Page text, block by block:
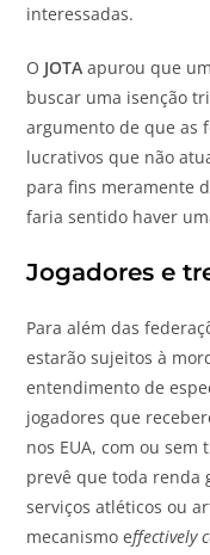
interessadas.
O JOTA apurou que
buscar uma isenção
argumento de que as
lucrativos que não
para fins meramente
faria sentido haver
Jogadores e
Para além das
estarão sujeitos à
entendimento de
jogadores que
nos EUA, com ou
prevê que toda renda
serviços atléticos ou
mecanismo effectively